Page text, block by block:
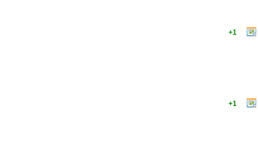
+1
+1